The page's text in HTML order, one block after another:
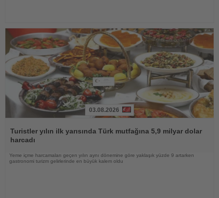
Oku
03.08.2026
Turistler yılın ilk yarısında Türk mutfağına 5,9 milyar dolar
harcadı
Yeme içme harcamaları geçen yılın aynı dönemine göre yaklaşık yüzde 9 artarken
gastronomi turizm gelirlerinde en büyük kalem oldu